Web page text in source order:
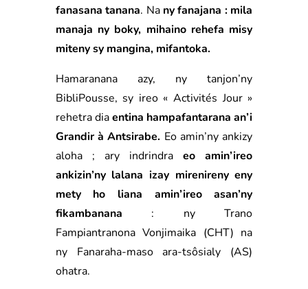
fanasana tanana. Na ny fanajana : mila
manaja ny boky, mihaino rehefa misy
miteny sy mangina, mifantoka.
Hamaranana azy, ny tanjon’ny
BibliPousse, sy ireo « Activités Jour »
rehetra diaentina hampafantarana an’i
Grandir à Antsirabe. Eo amin’ny ankizy
aloha ; ary indrindraeo amin’ireo
ankizin’ny lalana izay mirenireny eny
mety ho liana amin’ireo asan’ny
fikambanana : ny Trano
Fampiantranona Vonjimaika (CHT) na
ny Fanaraha-maso ara-tsôsialy (AS)
ohatra.